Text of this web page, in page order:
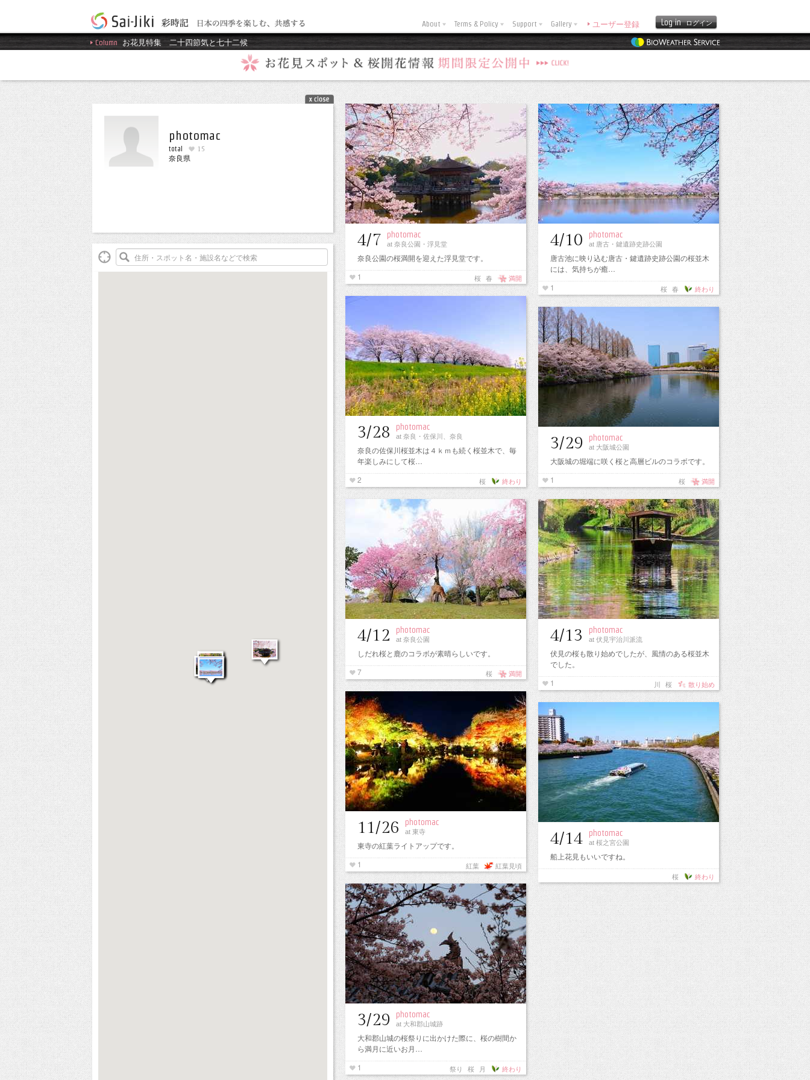
Log in ログイン
ユーザー登録
Gallery
Support
Terms & Policy
About
Column お花見特集 二十四節気と七十二候
photomac
total
15
奈良県
4/7 photomac
at 奈良公園・浮見堂
奈良公園の桜満開を迎えた浮見堂です。
1
桜 春 満開
4/10 photomac
at 唐古・鍵遺跡史跡公園
唐古池に映り込む唐古・鍵遺跡史跡公園の桜並木
には、気持ちが癒…
1
桜 春 終わり
3/28 photomac
at 奈良・佐保川、奈良
市…
奈良の佐保川桜並木は４ｋｍも続く桜並木で、毎
年楽しみにして桜…
2
桜 終わり
3/29 photomac
at 大阪城公園
大阪城の堀端に咲く桜と高層ビルのコラボです。
1
桜 満開
4/12 photomac
at 奈良公園
しだれ桜と鹿のコラボが素晴らしいです。
7
桜 満開
4/13 photomac
at 伏見宇治川派流
伏見の桜も散り始めでしたが、風情のある桜並木
でした。
1
川 桜 散り始め
11/26 photomac
at 東寺
東寺の紅葉ライトアップです。
1
紅葉 紅葉見頃
4/14 photomac
at 桜之宮公園
船上花見もいいですね。
桜 終わり
3/29 photomac
at 大和郡山城跡
大和郡山城の桜祭りに出かけた際に、桜の樹間か
ら満月に近いお月…
1
祭り 桜 月 終わり